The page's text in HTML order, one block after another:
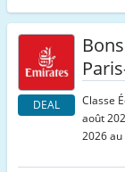
DEAL
Classe
août
2026